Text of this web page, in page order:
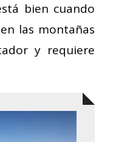
bien cuando
las montañas
y requiere